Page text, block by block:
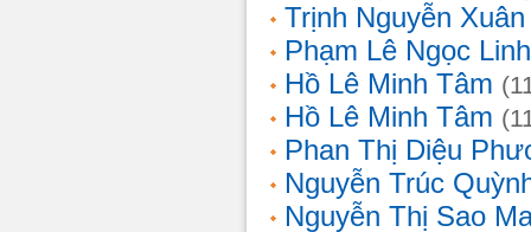
Trịnh Nguyễn
Phạm Lê Ngọc Linh
Hồ Lê Minh Tâm
Hồ Lê Minh Tâm
Phan Thị Diệu
Nguyễn Trúc
Nguyễn Thị Sao